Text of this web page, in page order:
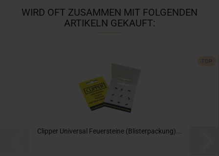
WIRD OFT ZUSAMMEN MIT FOLGENDEN
ARTIKELN GEKAUFT:
TOP
Clipper Universal Feuersteine (Blisterpackung)...